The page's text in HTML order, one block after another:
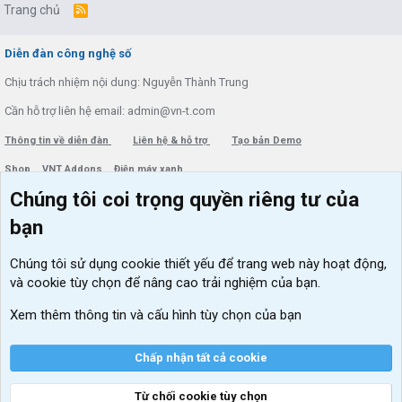
Trang chủ
R
Diễn đàn công nghệ số
Chịu trách nhiệm nội dung: Nguyễn Thành Trung
Cần hỗ trợ liên hệ email: admin@vn-t.com
Thông tin về diễn đàn Liên hệ & hỗ trợ Tạo bản Demo
Shop VNT Addons Điện máy xanh
Menu thành viên
Đăng nhập
Diễn đàn
Kích hoạt Windows/ Office miễn phí
VIP add-ons Xenforo
Khuyến mãi và tài trợ
Chúng tôi coi trọng quyền riêng tư của
bạn
Chúng tôi sử dụng cookie thiết yếu để trang web này hoạt động,
và cookie tùy chọn để nâng cao trải nghiệm của bạn.
Xem thêm thông tin và cấu hình tùy chọn của bạn
Chấp nhận tất cả cookie
Từ chối cookie tùy chọn